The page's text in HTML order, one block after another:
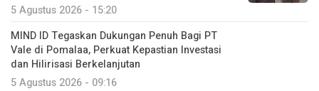
5 Agustus 2026 - 15:20
MIND ID Tegaskan Dukungan Penuh Bagi PT
Vale di Pomalaa, Perkuat Kepastian Investasi
dan Hilirisasi Berkelanjutan
5 Agustus 2026 - 09:16